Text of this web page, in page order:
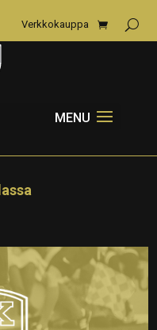
Verkkokauppa